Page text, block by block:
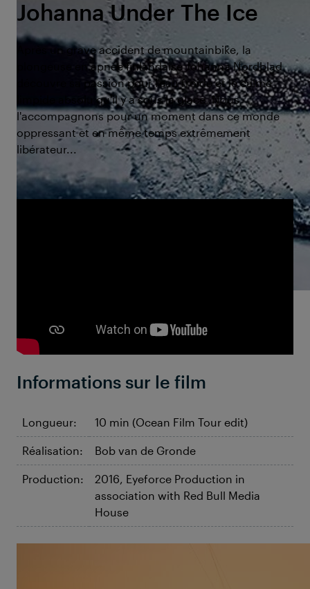
Johanna Under The Ice
Après un grave accident de mountainbike, la
plongeuse en apnée finlandaise Johanna Nordblad
découvre sa passion pour l'eau froide et le calme
limpide absolu qu'il y a sous la glace. Nous
l'accompagnons pour un moment dans ce monde
oppressant et en même temps extrêmement
libérateur...
Informations sur le film
Longueur: 10 min (Ocean Film Tour edit)
Réalisation: Bob van de Gronde
Production:
2016, Eyeforce Production in
association with Red Bull Media
House